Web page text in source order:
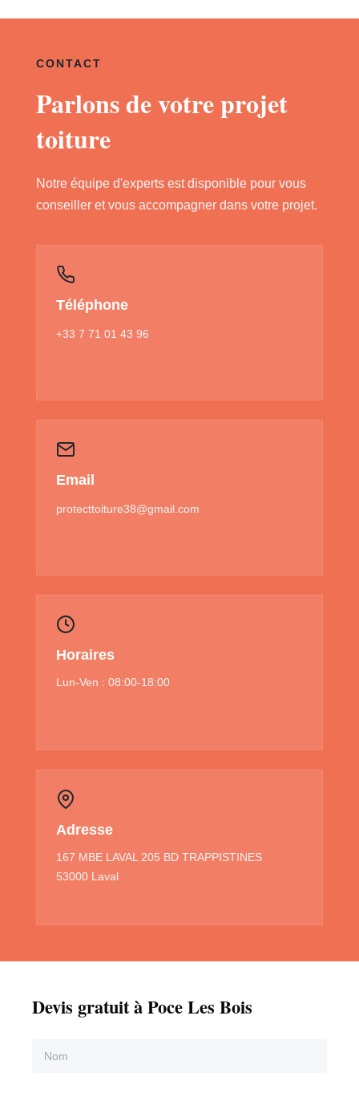
CONTACT
Parlons de votre projet
toiture
Notre équipe d'experts est disponible pour vous
conseiller et vous accompagner dans votre projet.
Téléphone
+33 7 71 01 43 96
Email
protecttoiture38@gmail.com
Horaires
Lun-Ven : 08:00-18:00
Adresse
167 MBE LAVAL 205 BD TRAPPISTINES
53000 Laval
Devis gratuit à Poce Les Bois